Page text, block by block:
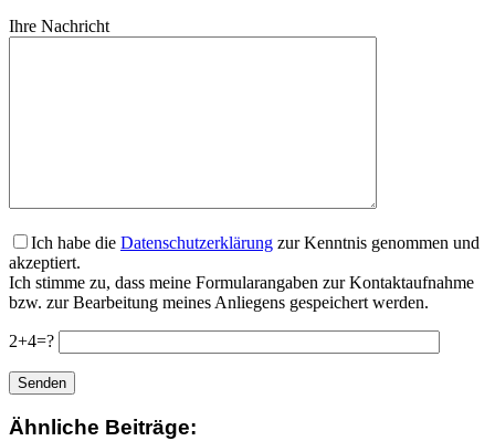
Ihre Nachricht
Ich habe die Datenschutzerklärung zur Kenntnis genommen und
akzeptiert.
Ich stimme zu, dass meine Formularangaben zur Kontaktaufnahme
bzw. zur Bearbeitung meines Anliegens gespeichert werden.
2+4=?
Ähnliche Beiträge: